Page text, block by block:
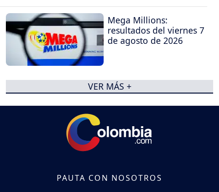
Mega Millions:
resultados del viernes 7
de agosto de 2026
VER MÁS +
PAUTA CON NOSOTROS